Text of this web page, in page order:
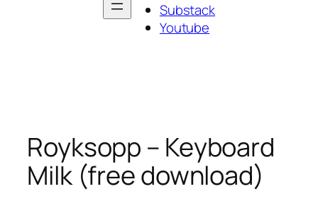
Substack
Youtube
Royksopp – Keyboard
Milk (free download)